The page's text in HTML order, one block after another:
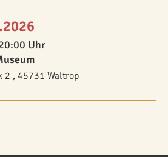
Uhr
2 , 45731 Waltrop